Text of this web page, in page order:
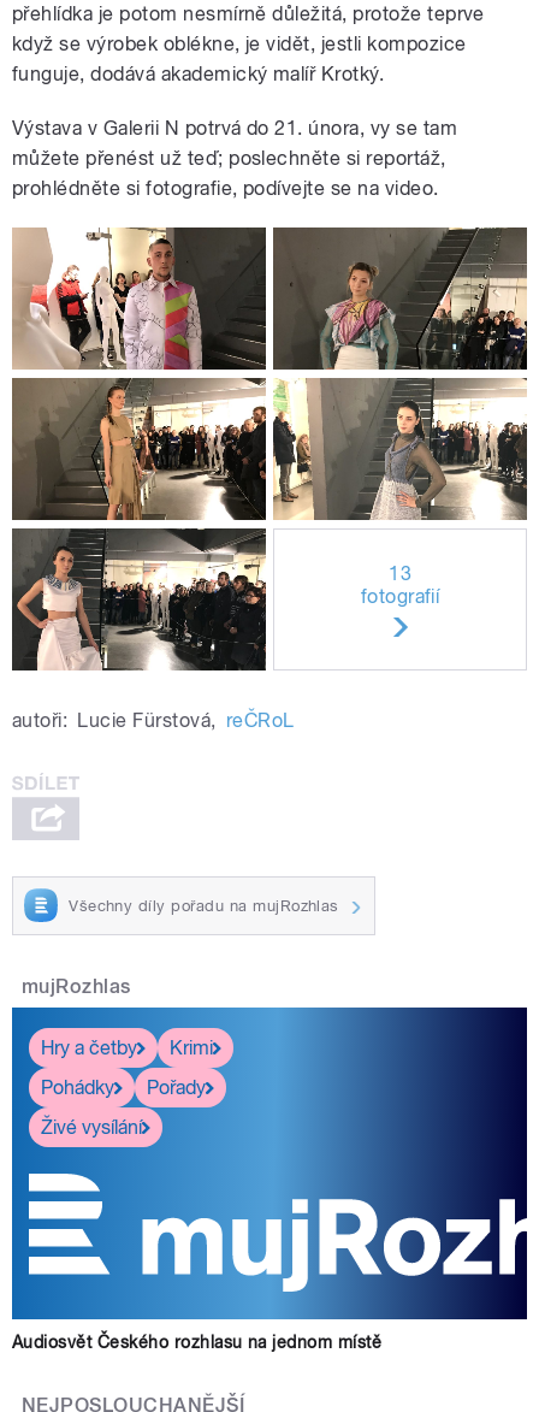
přehlídka je potom nesmírně důležitá, protože teprve
když se výrobek oblékne, je vidět, jestli kompozice
funguje, dodává akademický malíř Krotký.
Výstava v Galerii N potrvá do 21. února, vy se tam
můžete přenést už teď; poslechněte si reportáž,
prohlédněte si fotografie, podívejte se na video.
13
fotografií
autoři: Lucie Fürstová, reČRoL
Všechny díly pořadu na mujRozhlas
mujRozhlas
Hry a četby
Krimi
Pohádky
Pořady
Živé vysílání
Audiosvět Českého rozhlasu na jednom místě
NEJPOSLOUCHANĚJŠÍ